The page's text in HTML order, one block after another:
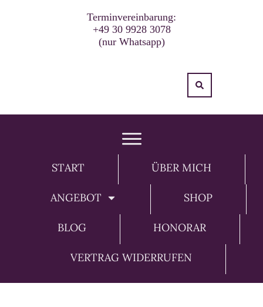
Terminvereinbarung:
+49 30 9928 3078
(nur Whatsapp)
START ÜBER MICH
ANGEBOT SHOP
BLOG HONORAR
VERTRAG WIDERRUFEN